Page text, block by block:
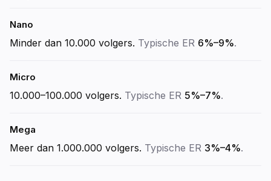
Nano
Minder dan 10.000 volgers. Typische ER 6%–9%.
Micro
10.000–100.000 volgers. Typische ER 5%–7%.
Mega
Meer dan 1.000.000 volgers. Typische ER 3%–4%.